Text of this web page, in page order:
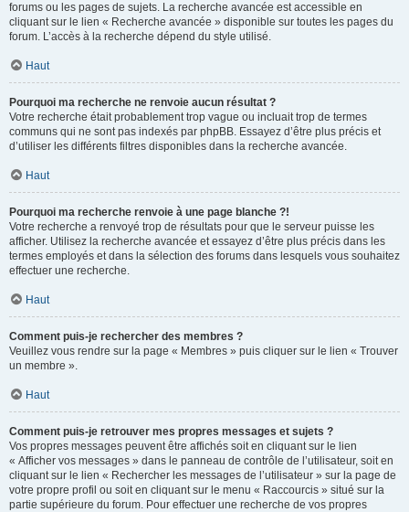
forums ou les pages de sujets. La recherche avancée est accessible en
cliquant sur le lien « Recherche avancée » disponible sur toutes les pages du
forum. L’accès à la recherche dépend du style utilisé.
Haut
Pourquoi ma recherche ne renvoie aucun résultat ?
Votre recherche était probablement trop vague ou incluait trop de termes
communs qui ne sont pas indexés par phpBB. Essayez d’être plus précis et
d’utiliser les différents filtres disponibles dans la recherche avancée.
Haut
Pourquoi ma recherche renvoie à une page blanche ?!
Votre recherche a renvoyé trop de résultats pour que le serveur puisse les
afficher. Utilisez la recherche avancée et essayez d’être plus précis dans les
termes employés et dans la sélection des forums dans lesquels vous souhaitez
effectuer une recherche.
Haut
Comment puis-je rechercher des membres ?
Veuillez vous rendre sur la page « Membres » puis cliquer sur le lien « Trouver
un membre ».
Haut
Comment puis-je retrouver mes propres messages et sujets ?
Vos propres messages peuvent être affichés soit en cliquant sur le lien
« Afficher vos messages » dans le panneau de contrôle de l’utilisateur, soit en
cliquant sur le lien « Rechercher les messages de l’utilisateur » sur la page de
votre propre profil ou soit en cliquant sur le menu « Raccourcis » situé sur la
partie supérieure du forum. Pour effectuer une recherche de vos propres